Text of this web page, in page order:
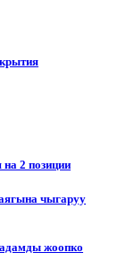
2 позиции
чыгаруу
жоопко